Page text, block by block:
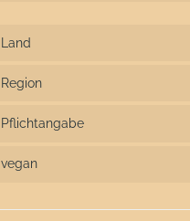
Land
Region
Pflichtangabe
vegan